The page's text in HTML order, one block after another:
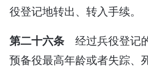
役登记地转出、转入手续。
第二十六条经过兵役登记
预备役最高年龄或者失踪、